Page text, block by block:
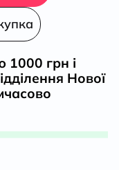
1000 грн і
Нової